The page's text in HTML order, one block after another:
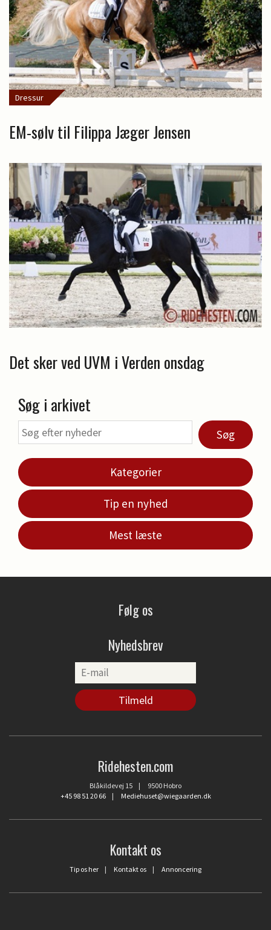
Dressur
EM-sølv til Filippa Jæger Jensen
Det sker ved UVM i Verden onsdag
Søg i arkivet
Søg
Kategorier
Tip en nyhed
Mest læste
Følg os
Nyhedsbrev
Ridehesten.com
Blåkildevej 15 | 9500 Hobro
+45 98 51 20 66| Mediehuset@wiegaarden.dk
Kontakt os
Tip os her | Kontakt os | Annoncering